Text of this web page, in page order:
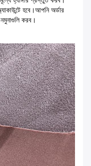
হবে।আপনি অর্ডার
করব।